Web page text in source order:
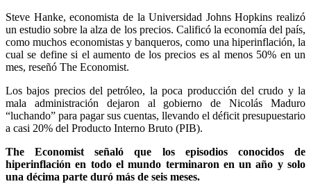
Steve Hanke, economista de la Universidad Johns Hopkins realizó
un estudio sobre la alza de los precios. Calificó la economía del país,
como muchos economistas y banqueros, como una hiperinflación, la
cual se define si el aumento de los precios es al menos 50% en un
mes, reseñó The Economist.
Los bajos precios del petróleo, la poca producción del crudo y la
mala administración dejaron al gobierno de Nicolás Maduro
“luchando” para pagar sus cuentas, llevando el déficit presupuestario
a casi 20% del Producto Interno Bruto (PIB).
The Economist señaló que los episodios conocidos de
hiperinflación en todo el mundo terminaron en un año y solo
una décima parte duró más de seis meses.